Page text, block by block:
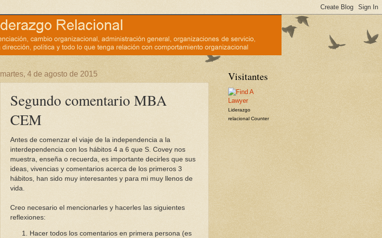
martes, 4 de agosto de 2015
Segundo comentario MBA
CEM
Antes de comenzar el viaje de la independencia a la
interdependencia con los hábitos 4 a 6 que S. Covey nos
muestra, enseña o recuerda, es importante decirles que sus
ideas, vivencias y comentarios acerca de los primeros 3
hábitos, han sido muy interesantes y para mi muy llenos de
vida.
Creo necesario el mencionarles y hacerles las siguientes
reflexiones:
Hacer todos los comentarios en primera persona (es
Visitantes
Liderazgo
relacional Counter